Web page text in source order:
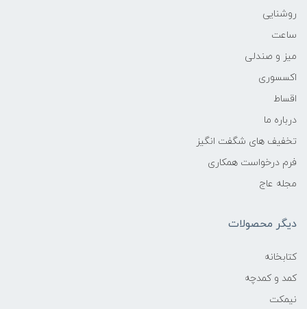
روشنایی
ساعت
میز و صندلی
اکسسوری
اقساط
درباره ما
تخفیف های شگفت انگیز
فرم درخواست همکاری
مجله عاج
دیگر محصولات
کتابخانه
کمد و کمدچه
نیمکت